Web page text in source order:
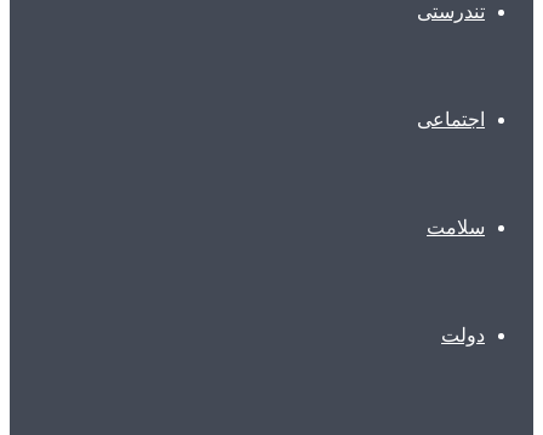
تندرستی
اجتماعی
سلامت
دولت